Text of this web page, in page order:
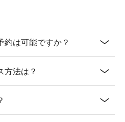
約は可能ですか？
方法は？